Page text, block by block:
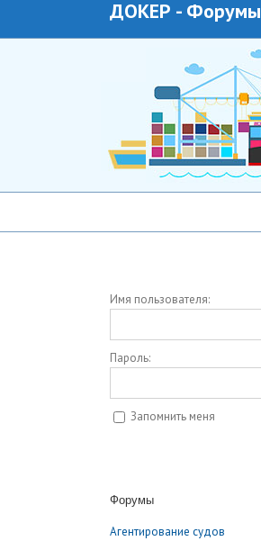
ДОКЕР - Форумы
Имя пользователя:
Пароль:
Запомнить меня
Форумы
Агентирование судов